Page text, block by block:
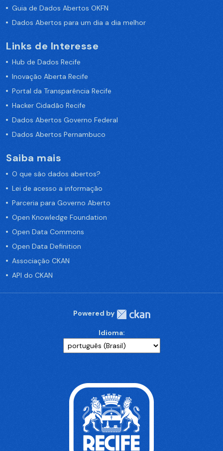
Guia de Dados Abertos OKFN
Dados Abertos para um dia a dia melhor
Links de Interesse
Hub de Dados Recife
Inovação Aberta Recife
Portal da Transparência Recife
Hacker Cidadão Recife
Dados Abertos Governo Federal
Dados Abertos Pernambuco
Saiba mais
O que são dados abertos?
Lei de acesso a informação
Parceria para Governo Aberto
Open Knowledge Foundation
Open Data Commons
Open Data Definition
Associação CKAN
API do CKAN
Powered by
Idioma